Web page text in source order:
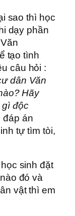
sao thì học
dạy phần
tạo tình
câu hỏi :
dân Văn
Hãy
gì độc
đáp án
tự tìm tòi,
sinh đặt
đó và
vật thì em